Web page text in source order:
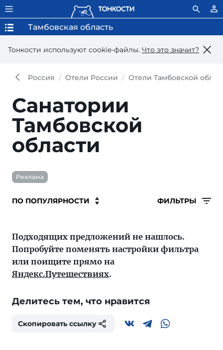
Тонкости используют сookie-файлы. Что это значит?
Тамбовская область
Россия Отели России Отели Тамбовской
Санатории
Тамбовской
области
Реклама
ФИЛЬТРЫ
Подходящих предложений не нашлось.
Попробуйте поменять настройки фильтра
или поищите прямо на
Яндекс.Путешествиях.
Делитесь тем, что нравится
Скопировать ссылку